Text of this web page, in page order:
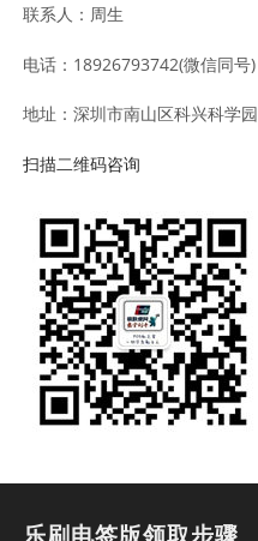
联系人：周生
电话：18926793742(微信同号)
地址：深圳市南山区科兴科学园
扫描二维码咨询